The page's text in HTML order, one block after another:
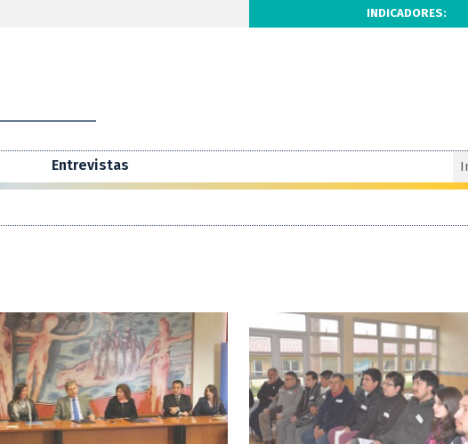
INDICADORES:
Entrevistas